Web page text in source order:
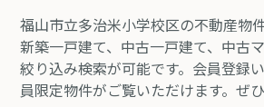
福山市立多治米小学校区の不動産物
新築一戸建て、中古一戸建て、中古
絞り込み検索が可能です。会員登録
員限定物件がご覧いただけます。ぜ